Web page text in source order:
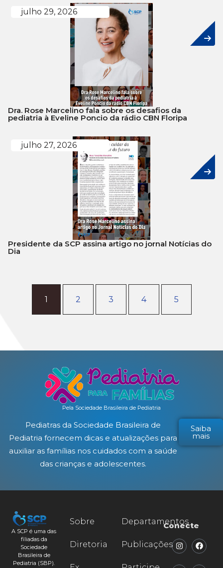
julho 29, 2026
Dra. Rose Marcelino fala sobre os desafios da
pediatria à Eveline Poncio da rádio CBN Floripa
julho 27, 2026
Presidente da SCP assina artigo no jornal Notícias do
Dia
1 2 3 4 5
Pela Sociedade Brasileira de Pediatria
Pediatras da Sociedade Brasileira de
Pediatria fornecem dicas e atualizações para
auxiliar as famílias nos cuidados com a saúde
das crianças e adolescentes.
Saiba
mais
A SCP é uma das
filiadas da
Sociedade
Brasileira de
Pediatria (SBP).
Sobre
Diretoria
Departamentos
Publicações
Conecte